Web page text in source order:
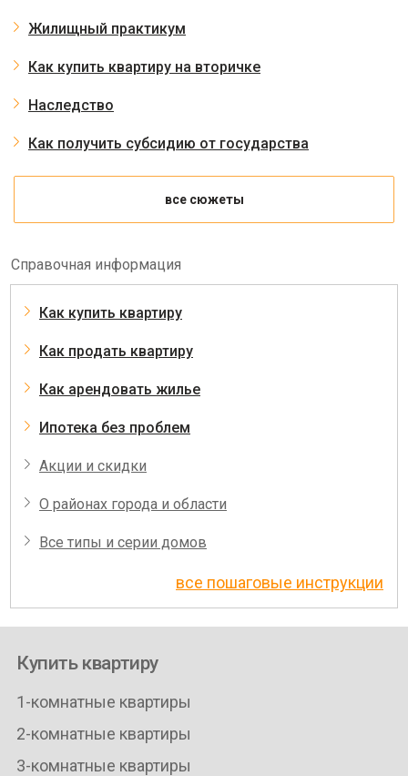
Жилищный практикум
Как купить квартиру на вторичке
Наследство
Как получить субсидию от государства
все сюжеты
Справочная информация
Как купить квартиру
Как продать квартиру
Как арендовать жилье
Ипотека без проблем
Акции и скидки
О районах города и области
Все типы и серии домов
все пошаговые инструкции
Купить квартиру
1-комнатные квартиры
2-комнатные квартиры
3-комнатные квартиры